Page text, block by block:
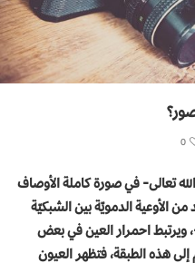
0
تعالى- في صورة كاملة الأوصاف
الأوعية الدمويّة بين الشبكيّة
ويرتبط احمرار العين في بعض
إلى هذه الطبقة، فتظهر العيون